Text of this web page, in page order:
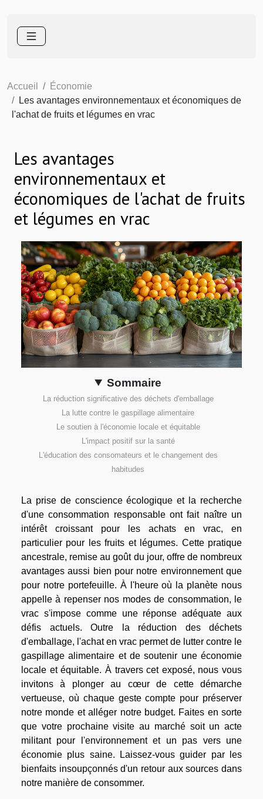
Accueil
Économie
Les avantages environnementaux et économiques de
l'achat de fruits et légumes en vrac
Les avantages
environnementaux et
économiques de l'achat de fruits
et légumes en vrac
Sommaire
La réduction significative des déchets d'emballage
La lutte contre le gaspillage alimentaire
Le soutien à l'économie locale et équitable
L'impact positif sur la santé
L'éducation des consomateurs et le changement des
habitudes
La prise de conscience écologique et la recherche
d'une consommation responsable ont fait naître un
intérêt croissant pour les achats en vrac, en
particulier pour les fruits et légumes. Cette pratique
ancestrale, remise au goût du jour, offre de nombreux
avantages aussi bien pour notre environnement que
pour notre portefeuille. À l'heure où la planète nous
appelle à repenser nos modes de consommation, le
vrac s'impose comme une réponse adéquate aux
défis actuels. Outre la réduction des déchets
d'emballage, l'achat en vrac permet de lutter contre le
gaspillage alimentaire et de soutenir une économie
locale et équitable. À travers cet exposé, nous vous
invitons à plonger au cœur de cette démarche
vertueuse, où chaque geste compte pour préserver
notre monde et alléger notre budget. Faites en sorte
que votre prochaine visite au marché soit un acte
militant pour l'environnement et un pas vers une
économie plus saine. Laissez-vous guider par les
bienfaits insoupçonnés d'un retour aux sources dans
notre manière de consommer.